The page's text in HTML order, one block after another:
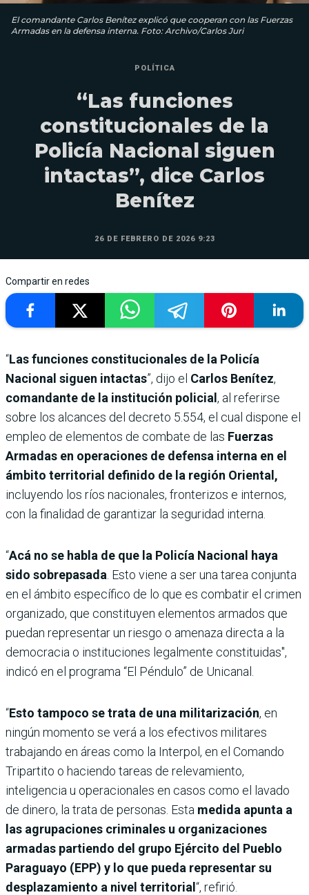
El comandante Carlos Benítez explicó que cooperan con las Fuerzas
Armadas en la defensa interna. Foto: Archivo/Carlos Juri
POLÍTICA
“Las funciones
constitucionales de la
Policía Nacional siguen
intactas”, dice Carlos
Benítez
26 DE FEBRERO DE 2026 9:23
Compartir en redes
“Las funciones constitucionales de la Policía
Nacional siguen intactas”, dijo el Carlos Benítez,
comandante de la institución policial , al referirse
sobre los alcances del decreto 5.554, el cual dispone el
empleo de elementos de combate de las Fuerzas
Armadas en operaciones de defensa interna en el
ámbito territorial definido de la región Oriental,
incluyendo los ríos nacionales, fronterizos e internos,
con la finalidad de garantizar la seguridad interna.
“Acá no se habla de que la Policía Nacional haya
sido sobrepasada . Esto viene a ser una tarea conjunta
en el ámbito específico de lo que es combatir el crimen
organizado, que constituyen elementos armados que
puedan representar un riesgo o amenaza directa a la
democracia o instituciones legalmente constituidas",
indicó en el programa “El Péndulo” de Unicanal.
“Esto tampoco se trata de una militarización, en
ningún momento se verá a los efectivos militares
trabajando en áreas como la Interpol, en el Comando
Tripartito o haciendo tareas de relevamiento,
inteligencia u operacionales en casos como el lavado
de dinero, la trata de personas. Esta medida apunta a
las agrupaciones criminales u organizaciones
armadas partiendo del grupo Ejército del Pueblo
Paraguayo (EPP) y lo que pueda representar su
desplazamiento a nivel territorial “, refirió.